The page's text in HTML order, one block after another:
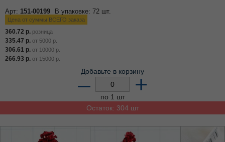
Арт: 151-00199 В упаковке: 72 шт.
Цена от суммы ВСЕГО заказа
360.72 р. розница
335.47 р. от 5000 р.
306.61 р. от 10000 р.
266.93 р. от 15000 р.
Добавьте в корзину
– +
по 1 шт
Остаток: 304 шт